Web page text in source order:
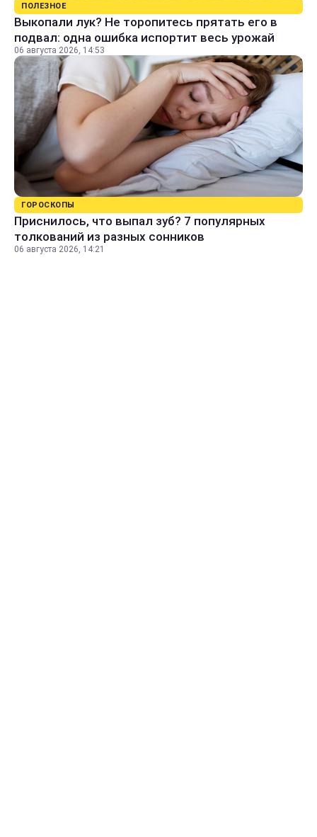
ПОЛЕЗНОЕ
Выкопали лук? Не торопитесь прятать его в
подвал: одна ошибка испортит весь урожай
06 августа 2026, 14:53
ГОРОСКОПЫ
Приснилось, что выпал зуб? 7 популярных
толкований из разных сонников
06 августа 2026, 14:21